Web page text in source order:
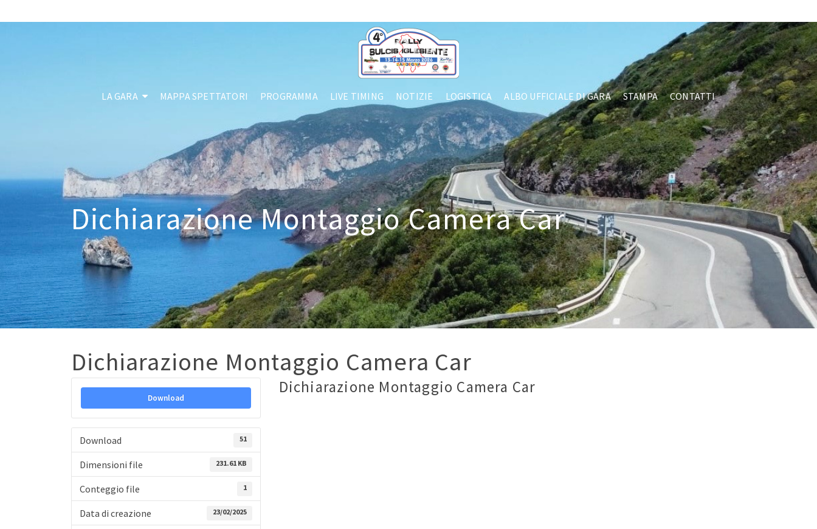
LA GARA MAPPA SPETTATORI PROGRAMMA LIVE TIMING NOTIZIE LOGISTICA ALBO UFFICIALE DI GARA STAMPA CONTATTI
Dichiarazione Montaggio Camera Car
Dichiarazione Montaggio Camera Car
Download
Download 51
Dimensioni file 231.61 KB
Conteggio file 1
Data di creazione 23/02/2025
Dichiarazione Montaggio Camera Car